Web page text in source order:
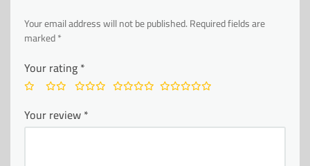
Your email address will not be published.Required fields are
marked*
Your rating*
Your review*